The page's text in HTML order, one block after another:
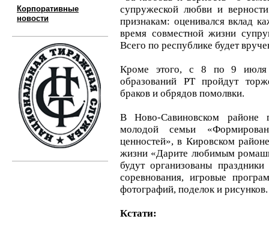
Корпоративные
новости
супружеской любви и
признакам: оценивался вклад
время совместной жизни
Всего по республике будет
Кроме этого, с 8 по 9 июля
образований РТ пройдут
браков и обрядов помолвки.
В Ново-Савиновском районе
молодой семьи
ценностей», в Кировском
жизни «Дарите любимым
будут организованы
соревнования, игровые
фотографий, поделок и рисунков.
Кстати: